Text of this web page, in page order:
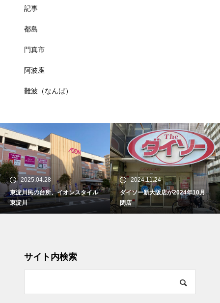
記事
都島
門真市
阿波座
難波（なんば）
2025.04.28
東淀川民の台所、イオンスタイル
東淀川
2024.11.24
ダイソー新大阪店が2024年10月
閉店
サイト内検索